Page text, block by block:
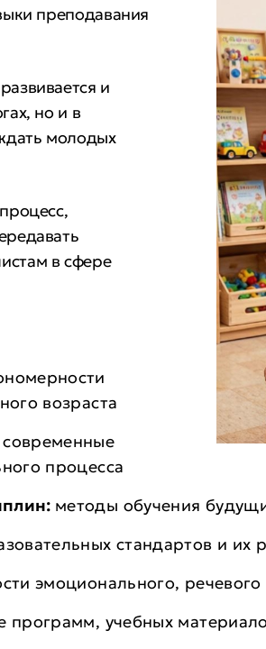
преподавания
и
но и в
молодых
в сфере
возраста
современные
процесса
методы обучения
стандартов и их
эмоционального,
программ, учебных